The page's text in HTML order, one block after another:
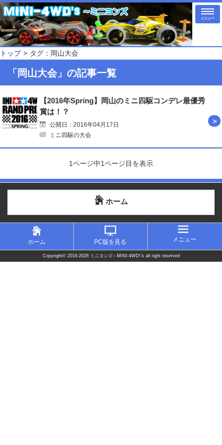
メニュー
トップ タグ：岡山大会
「岡山大会」の記事一覧
【2016年Spring】岡山のミニ四駆コンデレ最優秀
賞は！？
公開日：2016年04月17日
ミニ四駆の大会
1ページ中1ページ目を表示
ホーム
ホーム PC版を見る メニュー
Copyright© 2016-2026 ミニヨンズ～MINI-4WD\'sall right reserved